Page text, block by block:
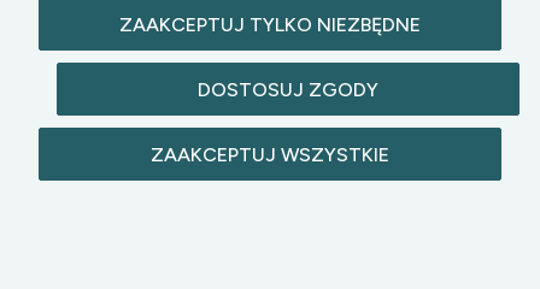
zastrzeżone.
ZAAKCEPTUJ TYLKO NIEZBĘDNE
DOSTOSUJ ZGODY
ZAAKCEPTUJ WSZYSTKIE